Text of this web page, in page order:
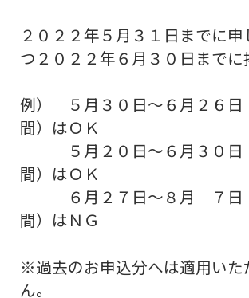
２０２２年５月３１日までに
つ２０２２年６月３０日までに
例） ５月３０日～６月２６日
間）はＯＫ
５月２０日～６月３０日
間）はＯＫ
６月２７日～８月 ７日
間）はＮＧ
※過去のお申込分へは適用いた
ん。